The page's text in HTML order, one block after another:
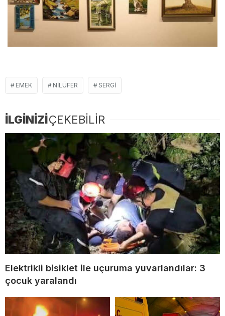
EMEK NILÜFER SERGI
İLGİNİZİÇEKEBİLİR
Elektrikli bisiklet ile uçuruma yuvarlandılar: 3
çocuk yaralandı